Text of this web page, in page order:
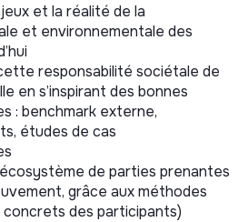
et la réalité de la
et environnementale des
responsabilité sociétale de
en s’inspirant des bonnes
: benchmark externe,
études de cas
de parties prenantes
grâce aux méthodes
des participants)